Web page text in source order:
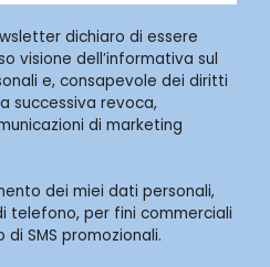
dichiaro di essere
visione dell’informativa sul
e, consapevole dei diritti
successiva revoca,
di marketing
dei miei dati personali,
telefono, per fini commerciali
SMS promozionali.